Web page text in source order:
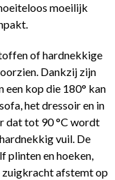
moeilijk
of hardnekkige
Dankzij zijn
een kop die 180° kan
het dressoir en in
dat tot 90 °C wordt
vuil. De
plinten en hoeken,
afstemt op